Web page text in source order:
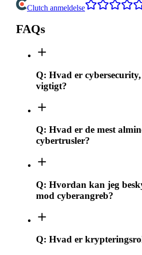
Clutch anmeldelse
FAQs
Q: Hvad er
vigtigt?
Q: Hvad er de mest
cybertrusler?
Q: Hvordan kan jeg
mod cyberangreb?
Q: Hvad er